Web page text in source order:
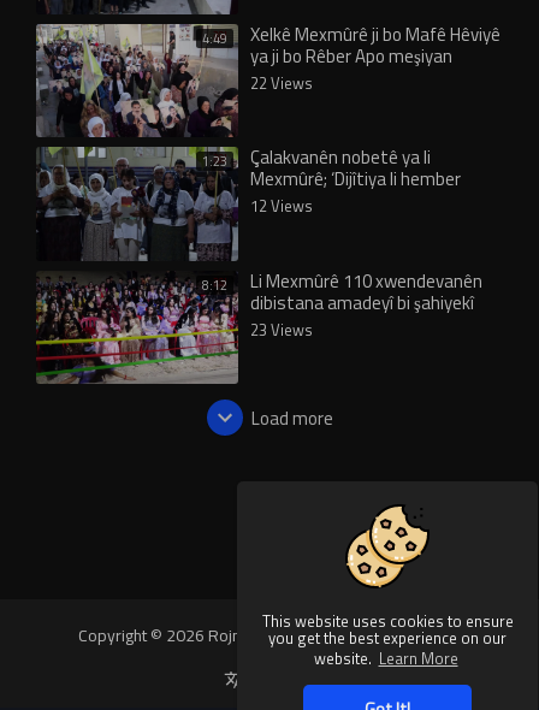
This website uses cookies to ensure
you get the best experience on our
website. Learn More
4:49 Xelkê Mexmûrê ji bo Mafê Hêviyê
ya ji bo Rêber Apo meşiyan
22 Views
1:23 Çalakvanên nobetê ya li
Mexmûrê; ‘Dijîtiya li hember
Rêber Apo nayê qebûlkirin’
12 Views
8:12 Li Mexmûrê 110 xwendevanên
dibistana amadeyî bi şahiyekî
derçûn
23 Views
Load more
Copyright © 2026 Rojnews Video. All rights reserved.
Language